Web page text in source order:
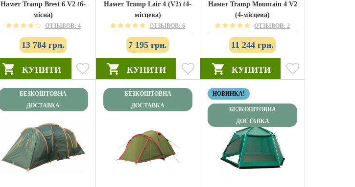
Намет Tramp Brest 6 V2 (6-
місна)
ОТЗЫВОВ: 4
13 784 грн.
КУПИТИ
Намет Tramp Lair 4 (V2) (4-
місцева)
ОТЗЫВОВ: 6
7 195 грн.
КУПИТИ
Намет Tramp Mountain 4 V2
(4-місцева)
ОТЗЫВОВ: 2
11 244 грн.
КУПИТИ
БЕЗКОШТОВНА
ДОСТАВКА
БЕЗКОШТОВНА
ДОСТАВКА
НОВИНКА!
БЕЗКОШТОВНА
ДОСТАВКА